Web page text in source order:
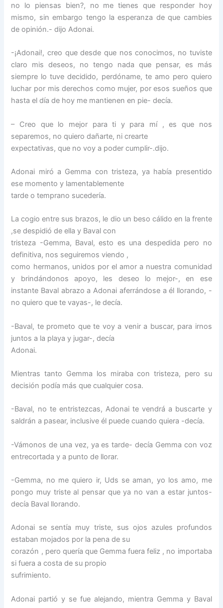
no lo piensas bien?, no me tienes que responder hoy
mismo, sin embargo tengo la esperanza de que cambies
de opinión.- dijo Adonai.
-¡Adonai!, creo que desde que nos conocimos, no tuviste
claro mis deseos, no tengo nada que pensar, es más
siempre lo tuve decidido, perdóname, te amo pero quiero
luchar por mis derechos como mujer, por esos sueños que
hasta el día de hoy me mantienen en pie- decía.
– Creo que lo mejor para ti y para mí , es que nos
separemos, no quiero dañarte, ni crearte
expectativas, que no voy a poder cumplir-.dijo.
Adonai miró a Gemma con tristeza, ya había presentido
ese momento y lamentablemente
tarde o temprano sucedería.
La cogio entre sus brazos, le dio un beso cálido en la frente
,se despidió de ella y Baval con
tristeza -Gemma, Baval, esto es una despedida pero no
definitiva, nos seguiremos viendo ,
como hermanos, unidos por el amor a nuestra comunidad
y brindándonos apoyo, les deseo lo mejor-, en ese
instante Baval abrazo a Adonai aferrándose a él llorando, -
no quiero que te vayas-, le decía.
-Baval, te prometo que te voy a venir a buscar, para irnos
juntos a la playa y jugar-, decía
Adonai.
Mientras tanto Gemma los miraba con tristeza, pero su
decisión podía más que cualquier cosa.
-Baval, no te entristezcas, Adonai te vendrá a buscarte y
saldrán a pasear, inclusive él puede cuando quiera -decía.
-Vámonos de una vez, ya es tarde- decía Gemma con voz
entrecortada y a punto de llorar.
-Gemma, no me quiero ir, Uds se aman, yo los amo, me
pongo muy triste al pensar que ya no van a estar juntos-
decía Baval llorando.
Adonai se sentía muy triste, sus ojos azules profundos
estaban mojados por la pena de su
corazón , pero quería que Gemma fuera feliz , no importaba
si fuera a costa de su propio
sufrimiento.
Adonai partió y se fue alejando, mientra Gemma y Baval